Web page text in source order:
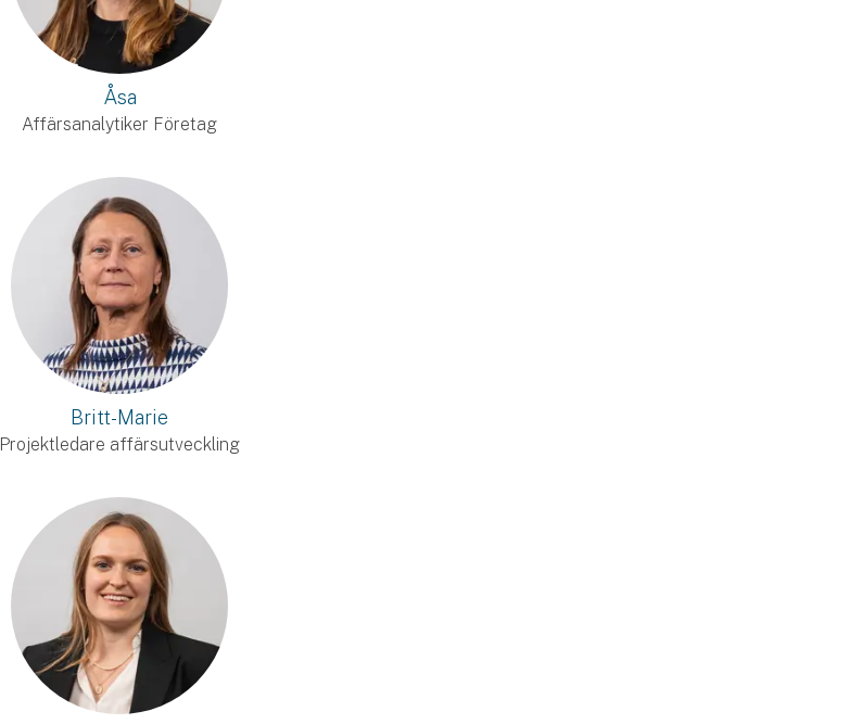
Åsa
Affärsanalytiker Företag
Britt-Marie
Projektledare affärsutveckling